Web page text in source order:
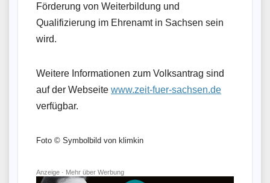
Förderung von Weiterbildung und
Qualifizierung im Ehrenamt in Sachsen sein
wird.
Weitere Informationen zum Volksantrag sind
auf der Webseite www.zeit-fuer-sachsen.de
verfügbar.
Foto © Symbolbild von klimkin
Anzeige · Mehr über Werbung